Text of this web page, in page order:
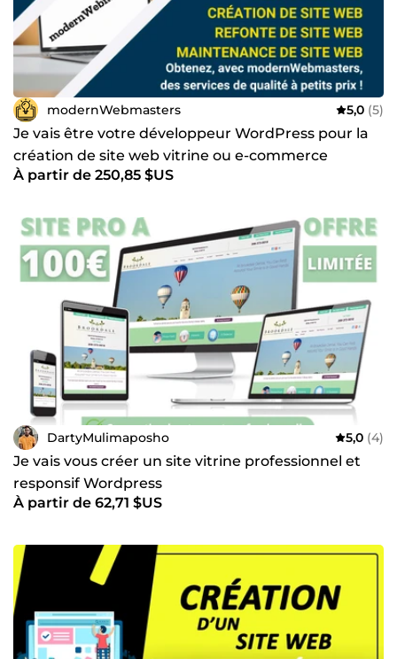
modernWebmasters 5,0 (5)
Je vais être votre développeur WordPress pour la
création de site web vitrine ou e-commerce
À partir de 250,85 $US
DartyMulimaposho 5,0 (4)
Je vais vous créer un site vitrine professionnel et
responsif Wordpress
À partir de 62,71 $US